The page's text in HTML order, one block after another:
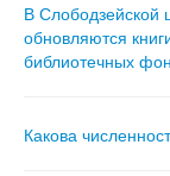
В Слободзейской
обновляются
библиотечных
Какова